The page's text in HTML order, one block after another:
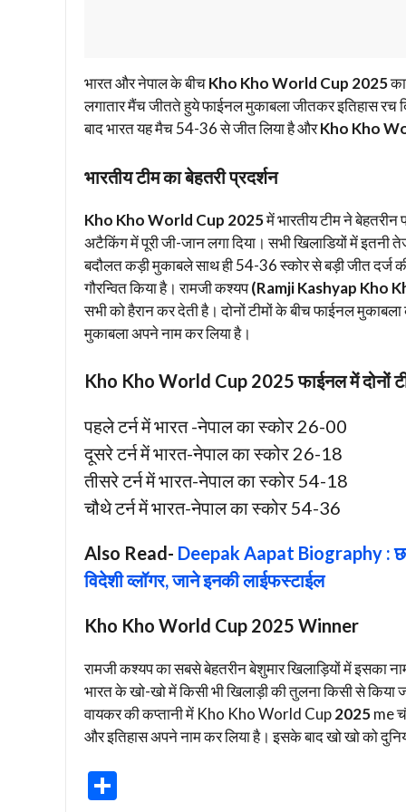
भारत और नेपाल के बीचKho Kho World Cup 2025
लगातार मैंच जीतते हुये फाईनल मुकाबला जीतकर इतिहास रच
बाद भारत यह मैच 54-36 से जीत लिया है औरKho Kho
भारतीय टीम का बेहतरी प्रदर्शन
Kho Kho World Cup 2025में भारतीय टीम ने बेहतरीन
अटैकिंग में पूरी जी-जान लगा दिया। सभी खिलाडियों में
बदौलत कड़ी मुकाबले साथ ही 54-36 स्कोर से बड़ी जीत दर्ज
गौरन्वित किया है। रामजी कश्यप(Ramji Kashyap Kho
सभी को हैरान कर देती है। दोनों टीमों के बीच फाईनल
मुकाबला अपने नाम कर लिया है।
Kho Kho World Cup 2025 फाईनल में दोनों
पहले टर्न में भारत -नेपाल का स्कोर 26-00
दूसरे टर्न में भारत-नेपाल का स्कोर 26-18
तीसरे टर्न में भारत-नेपाल का स्कोर 54-18
चौथे टर्न में भारत-नेपाल का स्कोर 54-36
Also Read- Deepak Aapat Biography :
विदेशी व्लॉगर, जाने इनकी लाईफस्टाईल
Kho Kho World Cup 2025 Winner
रामजी कश्यप का सबसे बेहतरीन बेशुमार खिलाड़ियों में इसका
भारत के खो-खो में किसी भी खिलाड़ी की तुलना किसी से किया
वायकर की कप्तानी में Kho Kho World Cup2025me
और इतिहास अपने नाम कर लिया है। इसके बाद खो खो को